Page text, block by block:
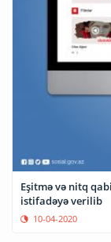
Eşitmə və nitq
istifadəyə verilib
10-04-2020